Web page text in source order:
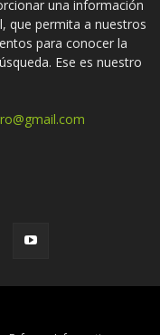
una información
que permita a nuestros
para conocer la
Ese es nuestro